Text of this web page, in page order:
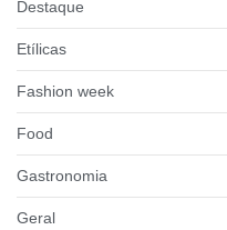
Destaque
Etílicas
Fashion week
Food
Gastronomia
Geral